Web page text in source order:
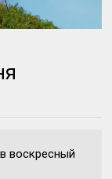
воскресный